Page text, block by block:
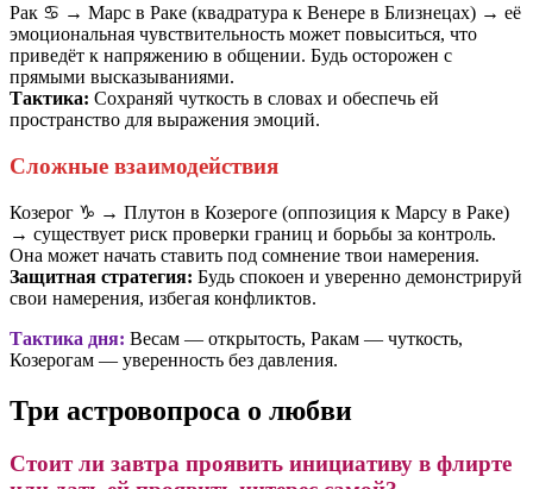
Рак ♋️ → Марс в Раке (квадратура к Венере в Близнецах) → её
эмоциональная чувствительность может повыситься, что
приведёт к напряжению в общении. Будь осторожен с
прямыми высказываниями.
Тактика: Сохраняй чуткость в словах и обеспечь ей
пространство для выражения эмоций.
Сложные взаимодействия
Козерог ♑️ → Плутон в Козероге (оппозиция к Марсу в Раке)
→ существует риск проверки границ и борьбы за контроль.
Она может начать ставить под сомнение твои намерения.
Защитная стратегия: Будь спокоен и уверенно демонстрируй
свои намерения, избегая конфликтов.
Тактика дня: Весам — открытость, Ракам — чуткость,
Козерогам — уверенность без давления.
Три астровопроса о любви
Стоит ли завтра проявить инициативу в флирте